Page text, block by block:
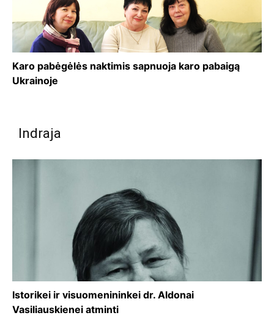
Karo pabėgėlės naktimis sapnuoja karo pabaigą
Ukrainoje
Indraja
Istorikei ir visuomenininkei dr. Aldonai
Vasiliauskienei atminti